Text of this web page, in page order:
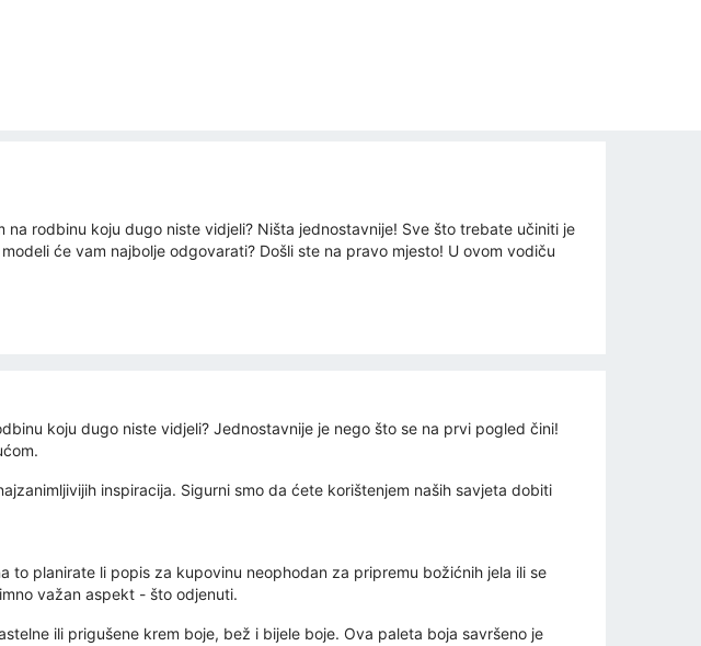
rodbinu koju dugo niste vidjeli? Ništa jednostavnije! Sve što trebate učiniti je
će vam najbolje odgovarati? Došli ste na pravo mjesto! U ovom vodiču
koju dugo niste vidjeli? Jednostavnije je nego što se na prvi pogled čini!
inspiracija. Sigurni smo da ćete korištenjem naših savjeta dobiti
planirate li popis za kupovinu neophodan za pripremu božićnih jela ili se
važan aspekt - što odjenuti.
ili prigušene krem ​​boje, bež i bijele boje. Ova paleta boja savršeno je